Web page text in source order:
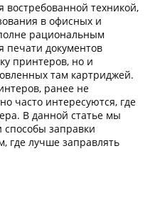
техникой,
в офисных и
рациональным
печати документов
принтеров, но и
там картриджей.
ранее не
часто интересуются, где
В данной статье мы
заправки
где лучше заправлять